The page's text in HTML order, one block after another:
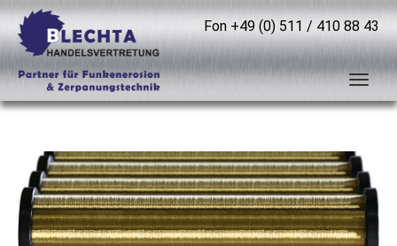
Fon +49 (0) 511 / 410 88 43